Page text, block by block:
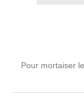
Pour mortaiser